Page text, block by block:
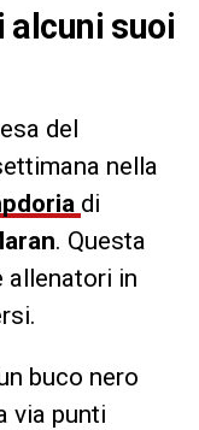
alcuni suoi
del
nella
di
. Questa
allenatori in
buco nero
via punti